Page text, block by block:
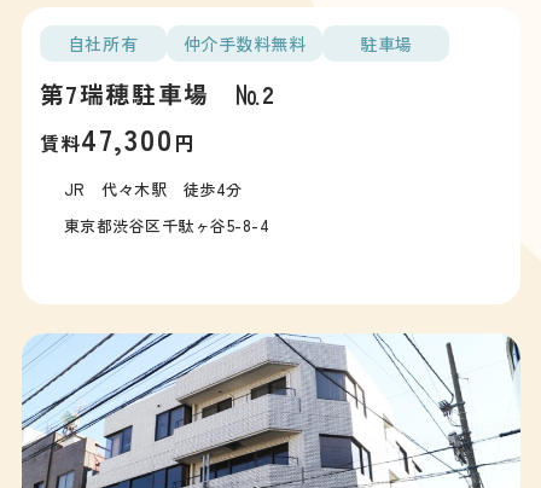
自社所有 仲介手数料無料 駐車場
第7瑞穂駐車場 №2
賃料47,300 円
JR 代々木駅 徒歩4分
東京都渋谷区千駄ヶ谷5-8-4